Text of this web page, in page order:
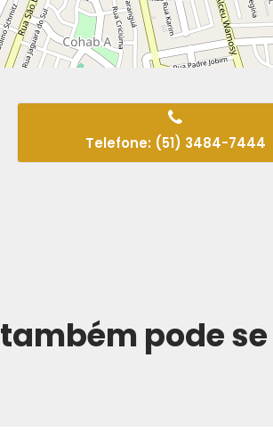
Telefone: (51) 3484-7444
pode